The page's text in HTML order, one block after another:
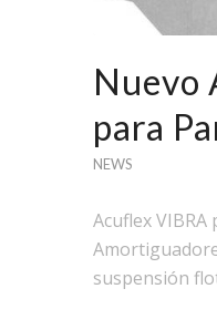
Nuevo
para
NEWS
Acuflex
suspensión